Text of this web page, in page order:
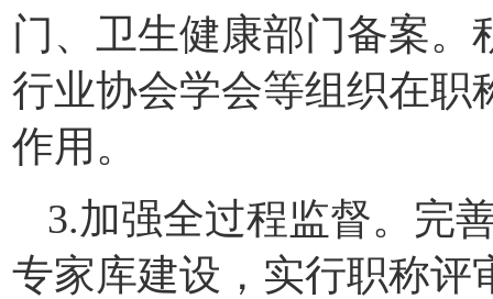
门、卫生健康部门备案
行业协会学会等组织在职
作用。
3.加强全过程监督。完
专家库建设，实行职称评